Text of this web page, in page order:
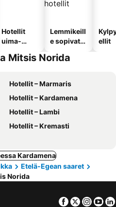
Hotellit
uima-
Lemmikeill
e sopivat
ellit
Mitsis Norida
Hotellit – Marmaris
Hotellit – Kardamena
Hotellit – Lambi
Hotellit – Kremasti
Kardamena
Etelä-Egean saaret
Norida
Facebook
Twitter